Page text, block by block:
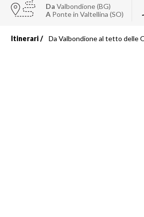
Da Valbondione (BG)
A Ponte in Valtellina (SO)
Itinerari Da Valbondione al tetto delle